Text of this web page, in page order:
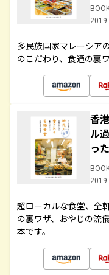
多民族国家マレーシア
のこだわり、食通の裏
香
ル
っ
超ローカルな食堂、全
の裏ワザ、おやじの流
本です。